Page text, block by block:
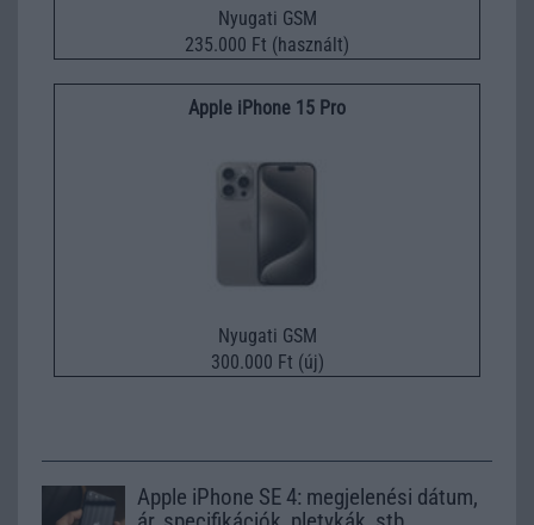
Nyugati GSM
235.000 Ft (használt)
Apple iPhone 15 Pro
Nyugati GSM
300.000 Ft (új)
Apple iPhone SE 4: megjelenési dátum,